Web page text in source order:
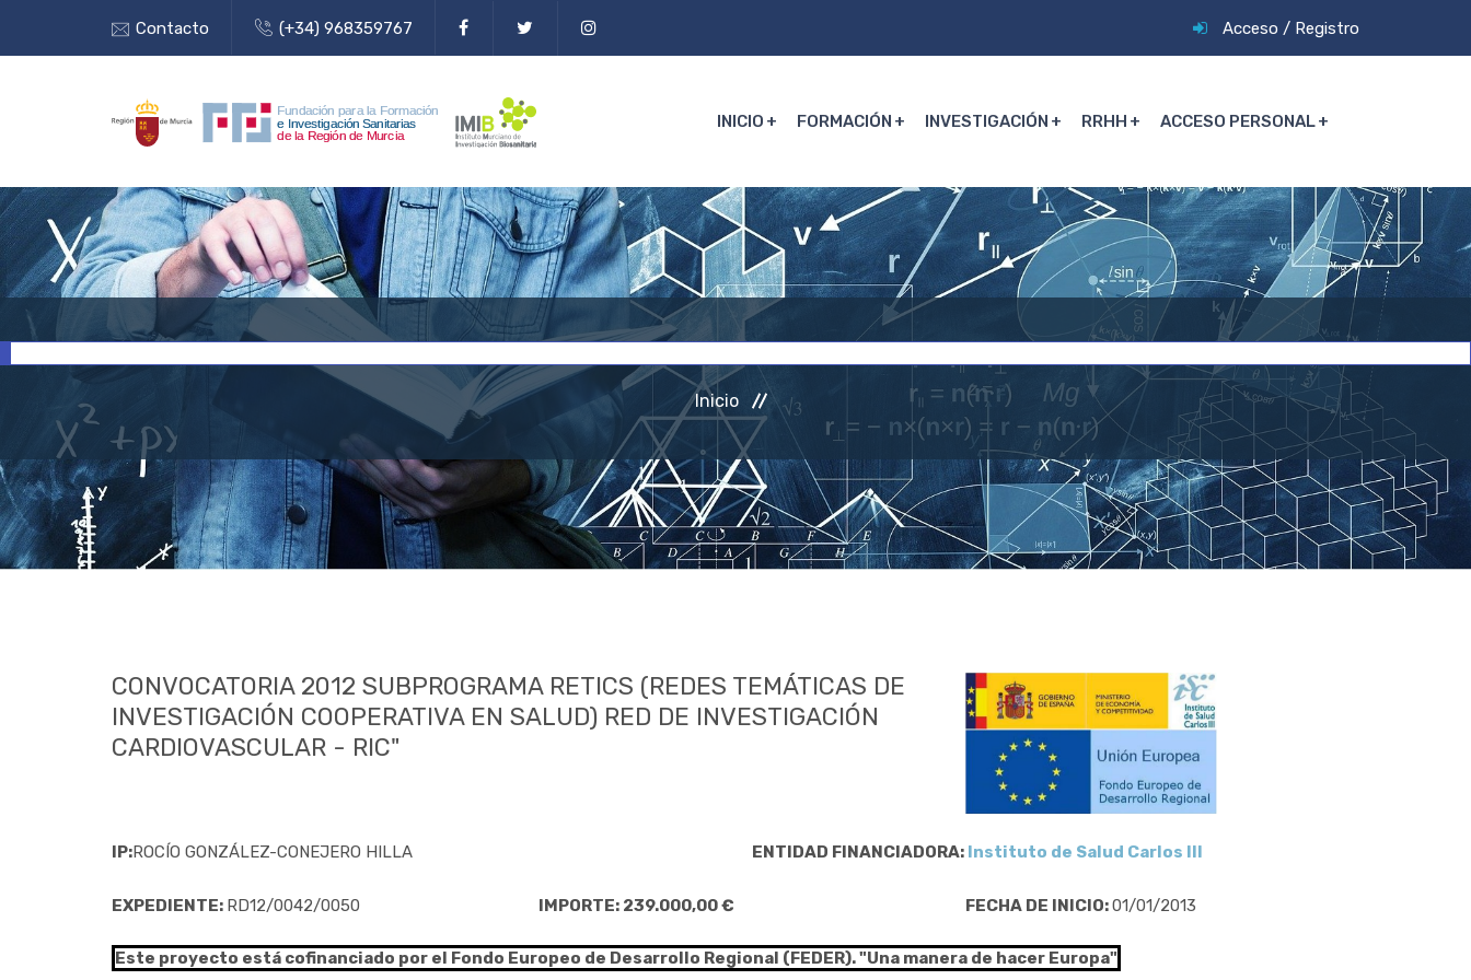
Contacto (+34) 968359767 Acceso / Registro
INICIO FORMACIÓN INVESTIGACIÓN RRHH ACCESO PERSONAL
Inicio
CONVOCATORIA 2012 SUBPROGRAMA RETICS (REDES TEMÁTICAS DE
INVESTIGACIÓN COOPERATIVA EN SALUD) RED DE INVESTIGACIÓN
CARDIOVASCULAR - RIC"
IP:ROCÍO GONZÁLEZ-CONEJERO HILLA ENTIDAD FINANCIADORA: Instituto de Salud Carlos III
EXPEDIENTE: RD12/0042/0050 IMPORTE: 239.000,00 € FECHA DE INICIO:01/01/2013
Este proyecto está cofinanciado por el Fondo Europeo de Desarrollo Regional (FEDER). "Una manera de hacer Europa"